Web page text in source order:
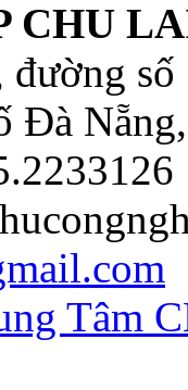
CHU
đường
Đà
Tâm